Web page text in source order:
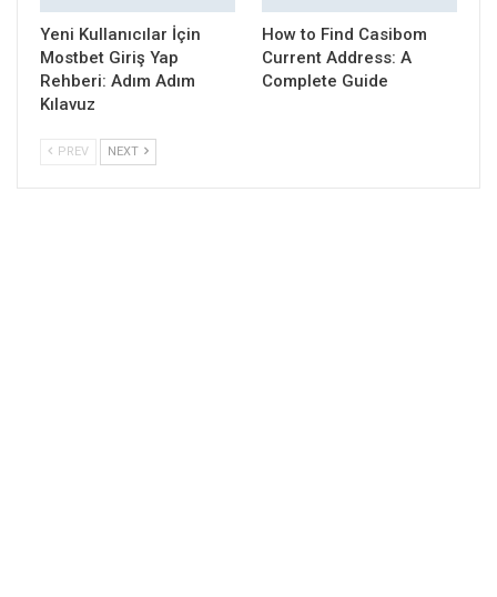
Yeni Kullanıcılar İçin
Mostbet Giriş Yap
Rehberi: Adım Adım
Kılavuz
How to Find Casibom
Current Address: A
Complete Guide
PREV NEXT